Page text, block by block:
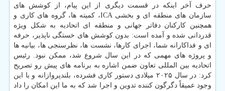
حرف آخر اینکه در قسمت دیگری از این پیام، از کوشش های
سازمان های منطقه ای و بخشی ICA، کمیته ها، گروه های کاری و
همچنین کارکنان دفاتر جهانی و منطقه ای اتحادیه به شکل ویژه
قدردانی شده و آمده است: بدون کوشش های خستگی ناپذیر، حرفه
ای و فداکارانه شما، اجرای کارها، نشست ها، نظرسنجی ها، بیانیه ها
و پروژه های مهمی که در این سال شروع شد، ممکن نبود. رئیس
اتحادیه بین المللی تعاون ضمن اشاره به برنامه های پیش رو تصریح
کرد: در سال ۲۰۲۵ میلادی دستور کاری فشرده، بلندپروازانه و با این
وجود عمیقاً دگرگون کننده تدوین و اجرا شد که به ما این امکان را داد